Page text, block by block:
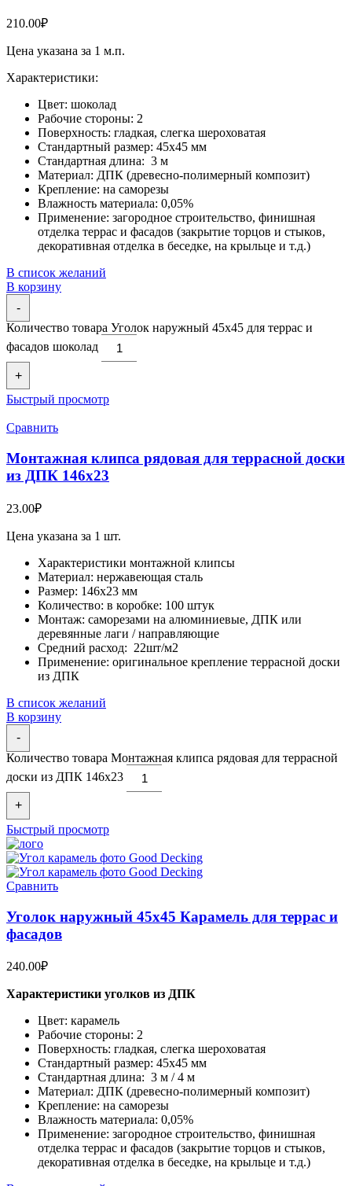
210.00₽
Цена указана за 1 м.п.
Характеристики:
Цвет: шоколад
Рабочие стороны: 2
Поверхность: гладкая, слегка шероховатая
Стандартный размер: 45х45 мм
Стандартная длина: 3 м
Материал: ДПК (древесно-полимерный композит)
Крепление: на саморезы
Влажность материала: 0,05%
Применение: загородное строительство, финишная
отделка террас и фасадов (закрытие торцов и стыков,
декоративная отделка в беседке, на крыльце и т.д.)
В список желаний
В корзину
-
Количество товара Уголок наружный 45х45 для террас и
фасадов шоколад
+
Быстрый просмотр
Сравнить
Монтажная клипса рядовая для террасной доски
из ДПК 146х23
23.00₽
Цена указана за 1 шт.
Характеристики монтажной клипсы
Материал: нержавеющая сталь
Размер: 146х23 мм
Количество: в коробке: 100 штук
Монтаж: саморезами на алюминиевые, ДПК или
деревянные лаги / направляющие
Средний расход: 22шт/м2
Применение: оригинальное крепление террасной доски
из ДПК
В список желаний
В корзину
-
Количество товара Монтажная клипса рядовая для террасной
доски из ДПК 146х23
+
Быстрый просмотр
Сравнить
Уголок наружный 45х45 Карамель для террас и
фасадов
240.00₽
Характеристики уголков из ДПК
Цвет: карамель
Рабочие стороны: 2
Поверхность: гладкая, слегка шероховатая
Стандартный размер: 45х45 мм
Стандартная длина: 3 м / 4 м
Материал: ДПК (древесно-полимерный композит)
Крепление: на саморезы
Влажность материала: 0,05%
Применение: загородное строительство, финишная
отделка террас и фасадов (закрытие торцов и стыков,
декоративная отделка в беседке, на крыльце и т.д.)